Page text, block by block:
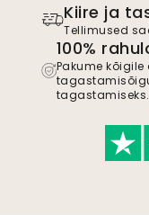
Kiire ja
Tellimused
100%
Pakume
tagastamiseks.